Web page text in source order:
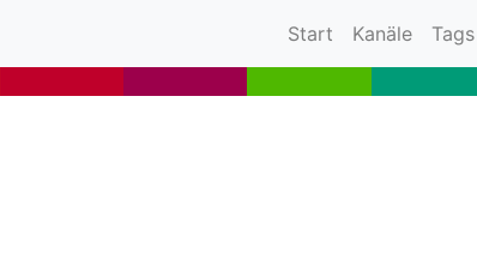
Start (current)
Kanäle Tags